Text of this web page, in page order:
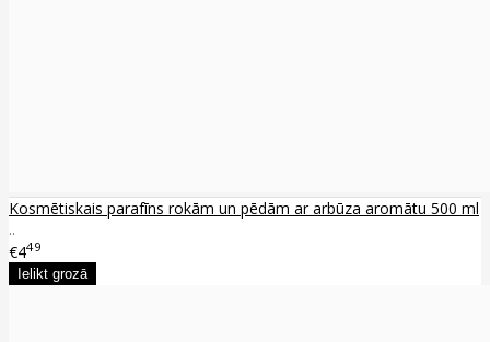
Kosmētiskais parafīns rokām un pēdām ar arbūza aromātu 500 ml
..
€449